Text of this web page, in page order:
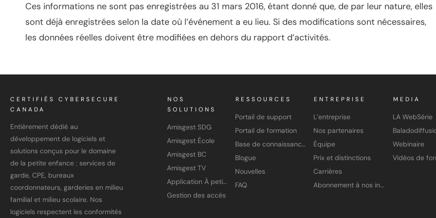
Ces informations ne sont pas enregistrées au 31 mars 2016, étant donné que, de par leur nature, elles
sont déjà enregistrées selon la date où l’événement a eu lieu. Si des modifications sont nécessaires,
les données réelles doivent être modifiées en dehors du rapport d’activités.
CERTIFIÉS CYBERSECURE
CANADA
Entièrement dédié au
développement de logiciels et
solutions conçus pour le domaine
de la petite enfance : services de
garde, CPE, bureaux
coordonnateurs, garderies en milieu
familial et milieu scolaire. Nos
logiciels respectent les conformités
NOS
SOLUTIONS
Amisgest SDG
Amisgest École
Amisgest BC
Amisgest TV
Application À petits pas
Gestion des accès
RESSOURCES
Portail de support
Portail de formation
Base de connaissances
Blogue
Nouvelles
FAQ
ENTREPRISE
L’entreprise
Nos partenaires
Équipe
Prix et distinctions
Carrières
Abonnement à nos infolettres
MEDIA
LA WebSérie
Webinaire